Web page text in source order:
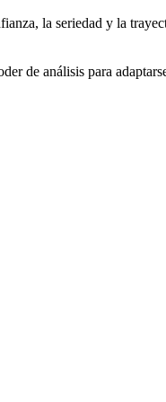
la seriedad y la
de análisis para